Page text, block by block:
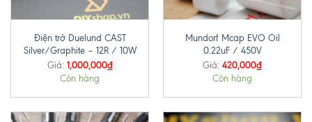
Điện trở Duelund CAST
Silver/Graphite – 12R / 10W
Giá: 1,000,000₫
Còn hàng
Mundorf Mcap EVO Oil
0.22uF / 450V
Giá: 420,000₫
Còn hàng